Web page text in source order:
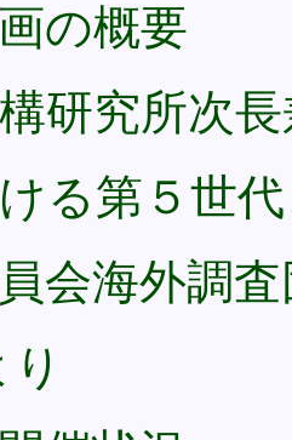
の概要
研究所次
る第５世
会海外調査